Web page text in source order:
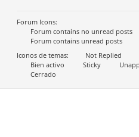
Forum Icons:
Forum contains no unread posts
Forum contains unread posts
Iconos de temas:
Not Replied
Bien activo
Sticky
Cerrado